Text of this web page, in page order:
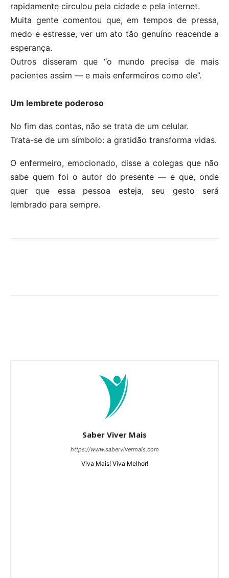
rapidamente circulou pela cidade e pela internet.
Muita gente comentou que, em tempos de pressa,
medo e estresse, ver um ato tão genuíno reacende a
esperança.
Outros disseram que “o mundo precisa de mais
pacientes assim — e mais enfermeiros como ele”.
Um lembrete poderoso
No fim das contas, não se trata de um celular.
Trata-se de um símbolo: a gratidão transforma vidas.
O enfermeiro, emocionado, disse a colegas que não
sabe quem foi o autor do presente — e que, onde
quer que essa pessoa esteja, seu gesto será
lembrado para sempre.
Saber Viver Mais
https://www.sabervivermais.com
Viva Mais! Viva Melhor!